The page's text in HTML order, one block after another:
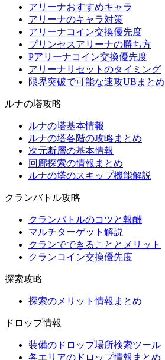
アリーナおすすめキャラ
アリーナのキャラ対策
アリーナコイン交換優先度
プリンセスアリーナの勝ち方
Pアリーナコイン交換優先度
アリーナリセットのタイミング
限界突破で可能な速攻UBまとめ
ルナの塔攻略
ルナの塔基本情報
ルナの塔各階の攻略まとめ
次元断層の基本情報
回廊探索の情報まとめ
ルナの塔のスキップ機能解説
クランバトル攻略
クランバトルのコツと報酬
マルチターゲット解説
クランでできることとメリット
クランコイン交換優先度
探索攻略
探索のメリット情報まとめ
ドロップ情報
装備のドロップ場所検索ツール
各エリアのドロップ情報まとめ